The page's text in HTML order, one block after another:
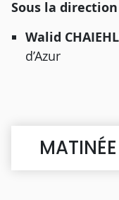
Sous la
Walid
d’Azur
MATINÉE